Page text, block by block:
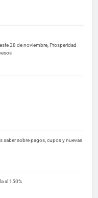
28 de noviembre, Prosperidad
saber sobre pagos, cupos y nuevas
al 150%